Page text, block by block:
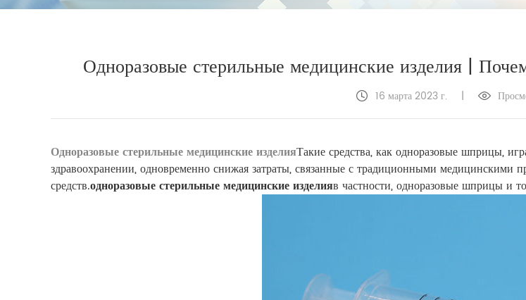
Одноразовые стерильные медицинские изделия |
16 марта 2023 г. |
Одноразовые стерильные медицинские изделияТакие средства, как одноразовые шприцы,
здравоохранении, одновременно снижая затраты, связанные с традиционными медицинскими
средств.одноразовые стерильные медицинские изделияв частности, одноразовые шприцы и